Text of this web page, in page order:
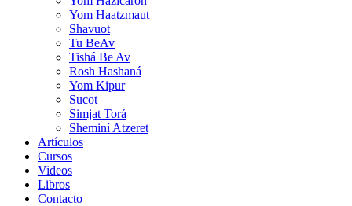
Yom Haatzmaut
Shavuot
Tu BeAv
Tishá Be Av
Rosh Hashaná
Yom Kipur
Sucot
Simjat Torá
Sheminí Atzeret
Artículos
Cursos
Videos
Libros
Contacto